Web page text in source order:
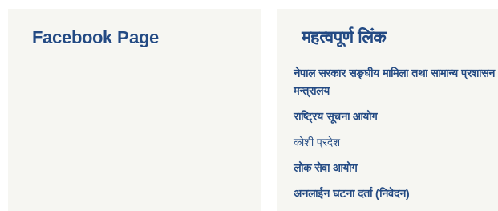
Facebook Page महत्वपूर्ण लिंक
नेपाल सरकारसङ्घीय मामिला तथा सामान्य प्रशासन
मन्त्रालय
राष्ट्रिय सूचना आयोग
कोशी प्रदेश
लोक सेवा आयोग
अनलाईन घटना दर्ता (निवेदन)